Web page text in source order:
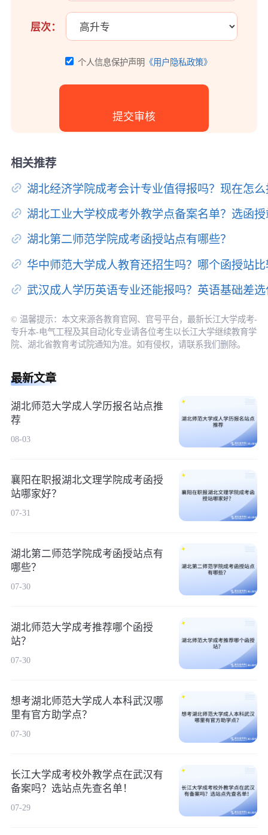
层次：
个人信息保护声明 《用户隐私政策》
相关推荐
湖北经济学院成考会计专业值得报吗？现在怎
湖北工业大学校成考外教学点备案名单？选函
湖北第二师范学院成考函授站点有哪些？
华中师范大学成人教育还招生吗？哪个函授站
武汉成人学历英语专业还能报吗？英语基础差
© 温馨提示：本文来源各教育官网、官号平台，最新长江大学成考-
专升本-电气工程及其自动化专业请各位考生以长江大学继续教育学
院、湖北省教育考试院通知为准。如有侵权，请联系我们删除。
最新文章
湖北师范大学成人学历报名站点推
荐
08-03
襄阳在职报湖北文理学院成考函授
站哪家好？
07-31
湖北第二师范学院成考函授站点有
哪些？
07-30
湖北师范大学成考推荐哪个函授
站？
07-30
想考湖北师范大学成人本科武汉哪
里有官方助学点？
07-30
长江大学成考校外教学点在武汉有
备案吗？选站点先查名单！
07-29